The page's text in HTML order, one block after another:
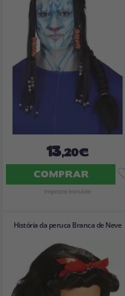
13,20€
COMPRAR
Imposto Incluído
História da peruca Branca de Neve